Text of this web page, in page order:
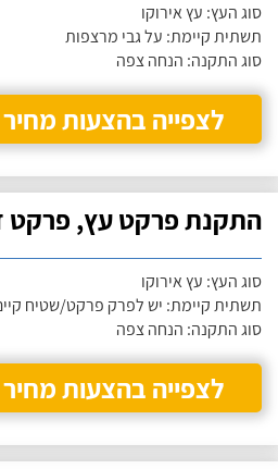
סוג העץ: עץ אירוקו
תשתית קיימת: על גבי מרצפות
סוג התקנה: הנחה צפה
לצפייה בהצעות מחיר
התקנת פרקט עץ, פרקט
סוג העץ: עץ אירוקו
תשתית קיימת: יש לפרק פרקט/שטיח
סוג התקנה: הנחה צפה
לצפייה בהצעות מחיר